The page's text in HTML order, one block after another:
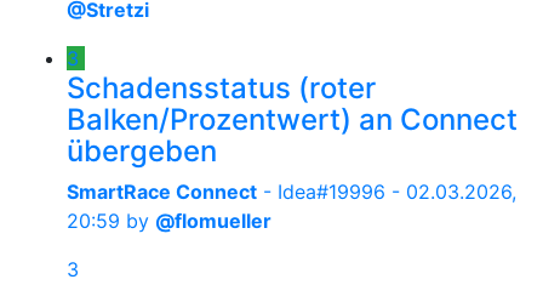
@Stretzi
3
Schadensstatus (roter
Balken/Prozentwert) an Connect
übergeben
SmartRace Connect - Idea#19996 - 02.03.2026,
20:59 by @flomueller
3